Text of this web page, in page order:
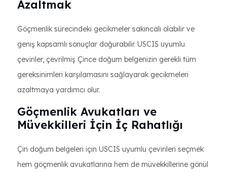
Azaltmak
Göçmenlik sürecindeki gecikmeler sakıncalı olabilir ve
geniş kapsamlı sonuçlar doğurabilir. USCIS uyumlu
çeviriler, çevrilmiş Çince doğum belgenizin gerekli tüm
gereksinimleri karşılamasını sağlayarak gecikmeleri
azaltmaya yardımcı olur.
Göçmenlik Avukatları ve
Müvekkilleri İçin İç Rahatlığı
Çin doğum belgeleri için USCIS uyumlu çevirileri seçmek
hem göçmenlik avukatlarına hem de müvekkillerine gönül